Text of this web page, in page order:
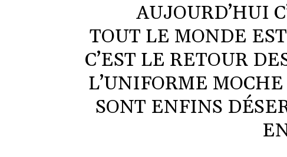
AUJOURD’HUI
TOUT LE MONDE
C’EST LE RETOUR
L’UNIFORME
SONT ENFINS